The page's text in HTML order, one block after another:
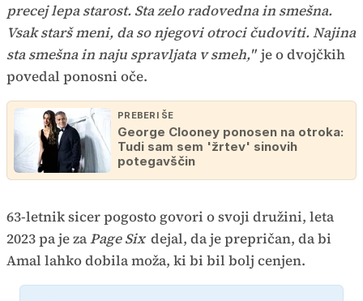
precej lepa starost. Sta zelo radovedna in smešna.
Vsak starš meni, da so njegovi otroci čudoviti. Najina
sta smešna in naju spravljata v smeh," je o dvojčkih
povedal ponosni oče.
PREBERI ŠE
George Clooney ponosen na otroka:
Tudi sam sem 'žrtev' sinovih
potegavščin
63-letnik sicer pogosto govori o svoji družini, leta
2023 pa je zaPage Six dejal, da je prepričan, da bi
Amal lahko dobila moža, ki bi bil bolj cenjen.